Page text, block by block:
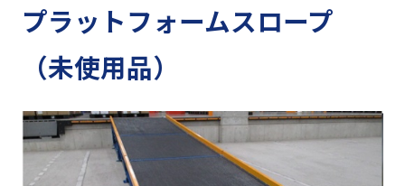
物流機器 - マテハン
各種パレット
メッシュパレット
ネスティングラック
プラットフォームスロープ
（未使用品）